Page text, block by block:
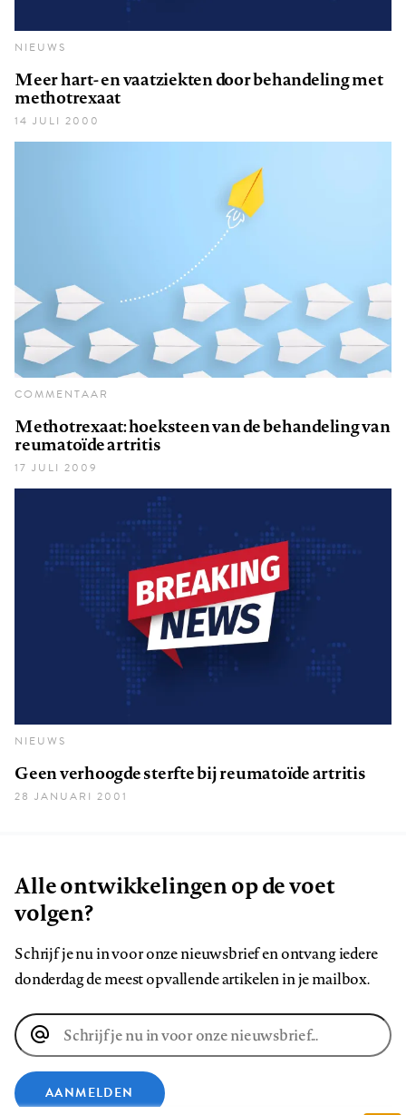
NIEUWS
Meer hart- en vaatziekten door behandeling met
methotrexaat
14 JULI 2000
COMMENTAAR
Methotrexaat: hoeksteen van de behandeling van
reumatoïde artritis
17 JULI 2009
NIEUWS
Geen verhoogde sterfte bij reumatoïde artritis
28 JANUARI 2001
Alle ontwikkelingen op de voet
volgen?
Schrijf je nu in voor onze nieuwsbrief en ontvang iedere
donderdag de meest opvallende artikelen in je mailbox.
E-
mailadres
AANMELDEN